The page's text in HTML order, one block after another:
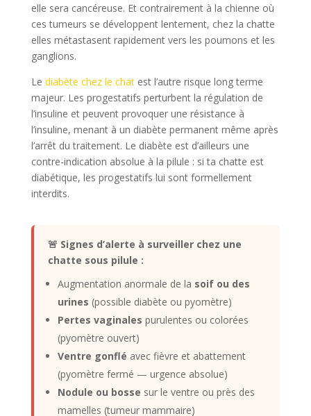
elle sera cancéreuse. Et contrairement à la chienne où
ces tumeurs se développent lentement, chez la chatte
elles métastasent rapidement vers les poumons et les
ganglions.
Le diabète chez le chatest l’autre risque long terme
majeur. Les progestatifs perturbent la régulation de
l’insuline et peuvent provoquer une résistance à
l’insuline, menant à un diabète permanent même après
l’arrêt du traitement. Le diabète est d’ailleurs une
contre-indication absolue à la pilule : si ta chatte est
diabétique, les progestatifs lui sont formellement
interdits.
🚨 Signes d’alerte à surveiller chez une
chatte sous pilule :
Augmentation anormale de la soif ou des
urines (possible diabète ou pyomètre)
Pertes vaginales purulentes ou colorées
(pyomètre ouvert)
Ventre gonflé avec fièvre et abattement
(pyomètre fermé — urgence absolue)
Nodule ou bosse sur le ventre ou près des
mamelles (tumeur mammaire)